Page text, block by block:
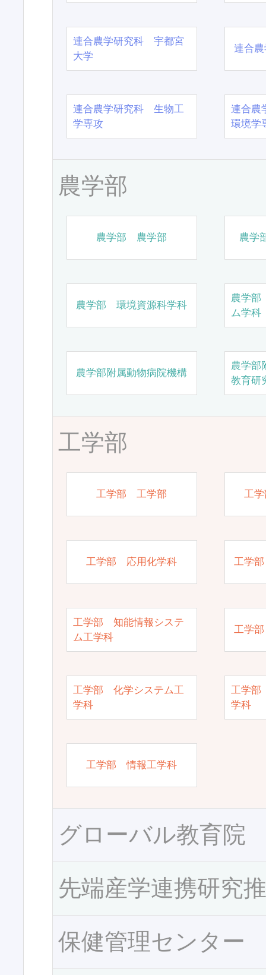
連合農学研究科 宇都宮
大学
連合
連合農学研究科 生物工
学専攻
連合農
環境学
農学部
農学部 農学部 農学
農学部 環境資源科学科
農学
ム学科
農学部附属動物病院機構
農学部
教育研
工学部
工学部 工学部 工
工学部 応用化学科 工学
工学部 知能情報システ
ム工学科
工学
工学部 化学システム工
学科
工学部
学科
工学部 情報工学科
グローバル教育院
先端産学連携研究
保健管理センター